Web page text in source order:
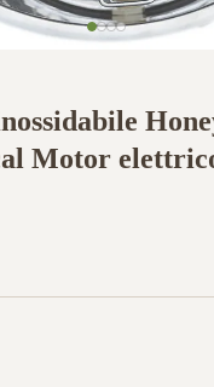
Motor